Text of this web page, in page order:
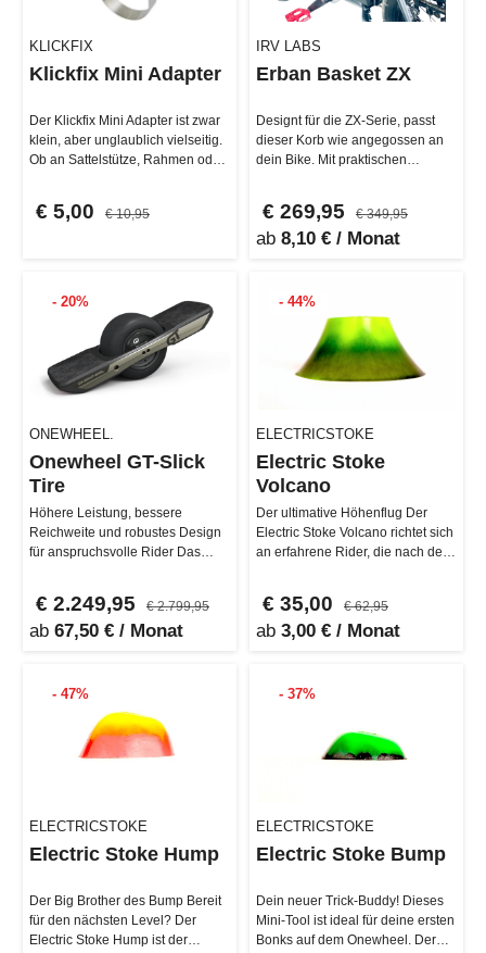
KLICKFIX
Klickfix Mini Adapter
Der Klickfix Mini Adapter ist zwar
klein, aber unglaublich vielseitig.
Ob an Sattelstütze, Rahmen oder
€ 5,00 € 10,95
IRV LABS
Erban Basket ZX
Designt für die ZX-Serie, passt
dieser Korb wie angegossen an
dein Bike. Mit praktischen
€ 269,95 € 349,95
ab 8,10 € / Monat
- 20%
ONEWHEEL.
Onewheel GT-Slick
Tire
Höhere Leistung, bessere
Reichweite und robustes Design
für anspruchsvolle Rider Das
€ 2.249,95 € 2.799,95
ab 67,50 € / Monat
- 44%
ELECTRICSTOKE
Electric Stoke
Volcano
Der ultimative Höhenflug Der
Electric Stoke Volcano richtet sich
an erfahrene Rider, die nach dem
€ 35,00 € 62,95
ab 3,00 € / Monat
- 47%
ELECTRICSTOKE
Electric Stoke Hump
Der Big Brother des Bump Bereit
für den nächsten Level? Der
Electric Stoke Hump ist der
- 37%
ELECTRICSTOKE
Electric Stoke Bump
Dein neuer Trick-Buddy! Dieses
Mini-Tool ist ideal für deine ersten
Bonks auf dem Onewheel. Der